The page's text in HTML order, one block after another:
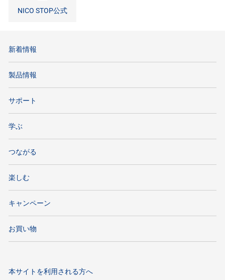
NICO STOP公式
新着情報
製品情報
サポート
学ぶ
つながる
楽しむ
キャンペーン
お買い物
本サイトを利用される方へ